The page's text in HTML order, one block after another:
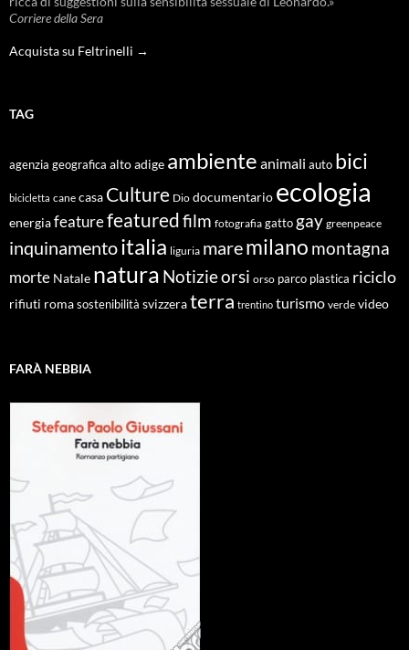
Corriere della Sera
Acquista su Feltrinelli →
TAG
agenzia geografica alto adige ambiente animali auto bici
bicicletta cane casa Culture Dio documentario ecologia
energiafeaturefeaturedfilm fotografia gatto gay greenpeace
inquinamentoitalia liguria maremilano montagna
morte Natale natura Notizieorsi orso parco plastica riciclo
rifiuti roma sostenibilità svizzeraterra trentino turismo verde video
FARÀ NEBBIA